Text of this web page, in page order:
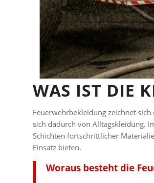
WAS IST DIE
Feuerwehrbekleidung zeichnet
sich dadurch von Alltagskleidung.
Schichten fortschrittlicher
Einsatz bieten.
Woraus besteht die